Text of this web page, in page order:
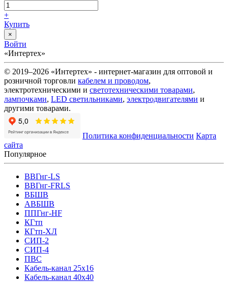
+
Купить
×
Войти
«Интертех»
© 2019–2026 «Интертех» - интернет-магазин для оптовой и
розничной торговли кабелем и проводом,
электротехническими и светотехническими товарами,
лампочками, LED светильниками, электродвигателями и
другими товарами.
Политика конфиденциальности Карта
сайта
Популярное
ВВГнг-LS
ВВГнг-FRLS
ВБШВ
АВБШВ
ППГнг-HF
КГтп
КГтп-ХЛ
СИП-2
СИП-4
ПВС
Кабель-канал 25х16
Кабель-канал 40х40